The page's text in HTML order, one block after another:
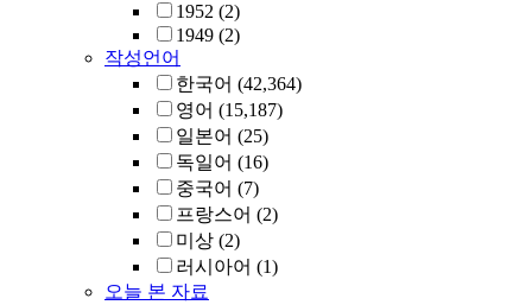
1952 (2)
1949 (2)
작성언어
한국어 (42,364)
영어 (15,187)
일본어 (25)
독일어 (16)
중국어 (7)
프랑스어 (2)
미상 (2)
러시아어 (1)
오늘 본 자료